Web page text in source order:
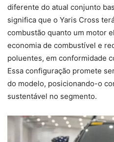
diferente do atual conjunto
significa que o Yaris Cross
combustão quanto um motor
economia de combustível e
poluentes, em conformidade
Essa configuração promete
do modelo, posicionando-o
sustentável no segmento.